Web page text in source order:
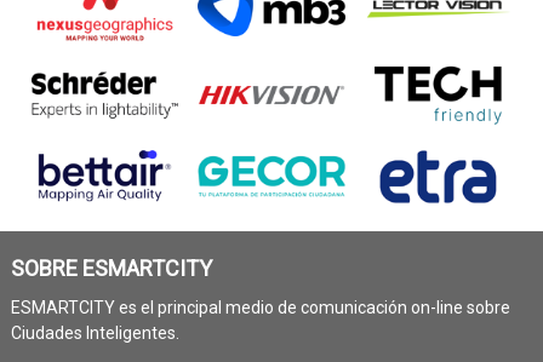
SOBRE ESMARTCITY
ESMARTCITY es el principal medio de comunicación on-line sobre
Ciudades Inteligentes.